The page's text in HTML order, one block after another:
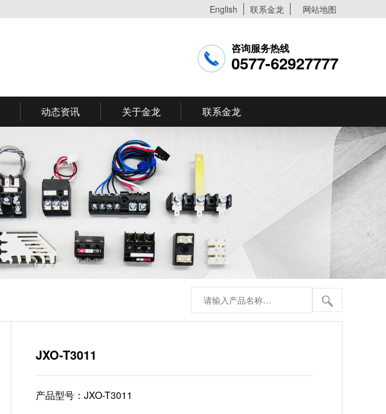
English 联系金龙 网站地图
咨询服务热线
0577-62927777
动态资讯 关于金龙 联系金龙
JXO-T3011
产品型号： JXO-T3011